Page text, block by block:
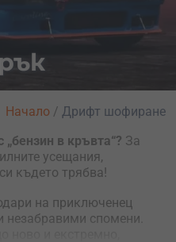
в кръвта“? За
усещания,
където трябва!
на приключенец
незабравими спомени.
Начало / Дрифт шофиране